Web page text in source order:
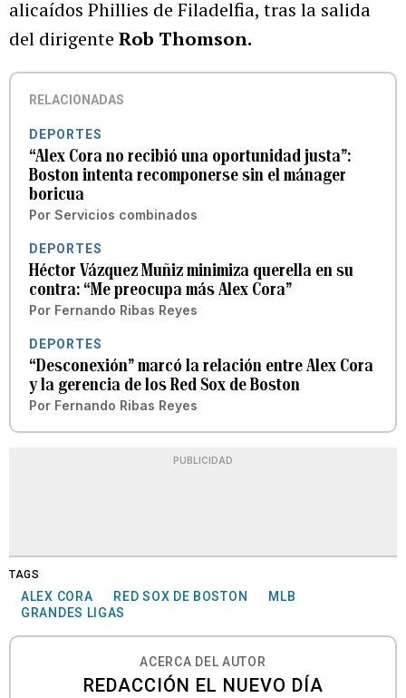
alicaídos Phillies de Filadelfia, tras la salida
del dirigente Rob Thomson.
RELACIONADAS
DEPORTES
“Alex Cora no recibió una oportunidad justa”:
Boston intenta recomponerse sin el mánager
boricua
Por Servicios combinados
DEPORTES
Héctor Vázquez Muñiz minimiza querella en su
contra: “Me preocupa más Alex Cora”
Por Fernando Ribas Reyes
DEPORTES
“Desconexión” marcó la relación entre Alex Cora
y la gerencia de los Red Sox de Boston
Por Fernando Ribas Reyes
PUBLICIDAD
TAGS
ALEX CORA RED SOX DE BOSTON
MLB
GRANDES LIGAS
ACERCA DEL AUTOR
REDACCIÓN EL NUEVO DÍA